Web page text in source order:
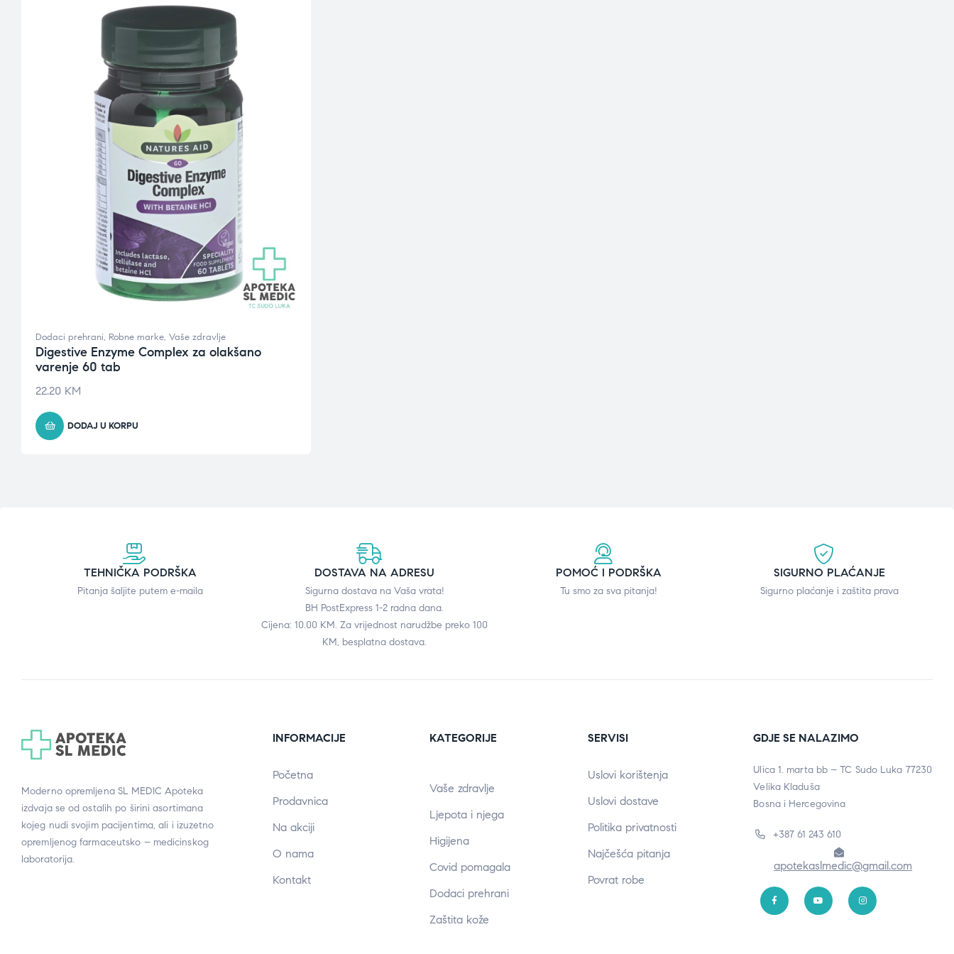
Dodaci prehrani, Robne marke, Vaše zdravlje
Digestive Enzyme Complex za olakšano
varenje 60 tab
22.20 KM
DODAJ U KORPU
TEHNIČKA PODRŠKA
Pitanja šaljite putem e-maila
DOSTAVA NA ADRESU
Sigurna dostava na Vaša vrata!
BH PostExpress 1-2 radna dana.
Cijena: 10.00 KM. Za vrijednost narudžbe preko 100
KM, besplatna dostava.
POMOĆ I PODRŠKA
Tu smo za sva pitanja!
SIGURNO PLAĆANJE
Sigurno plaćanje i zaštita prava
Moderno opremljena SL MEDIC Apoteka
izdvaja se od ostalih po širini asortimana
kojeg nudi svojim pacijentima, ali i izuzetno
opremljenog farmaceutsko – medicinskog
laboratorija.
INFORMACIJE
Početna
Prodavnica
Na akciji
O nama
Kontakt
KATEGORIJE
Vaše zdravlje
Ljepota i njega
Higijena
Covid pomagala
Dodaci prehrani
Zaštita kože
SERVISI
Uslovi korištenja
Uslovi dostave
Politika privatnosti
Najčešća pitanja
Povrat robe
GDJE SE NALAZIMO
Ulica 1. marta bb – TC Sudo Luka 77230
Velika Kladuša
Bosna i Hercegovina
+387 61 243 610
apotekaslmedic@gmail.com